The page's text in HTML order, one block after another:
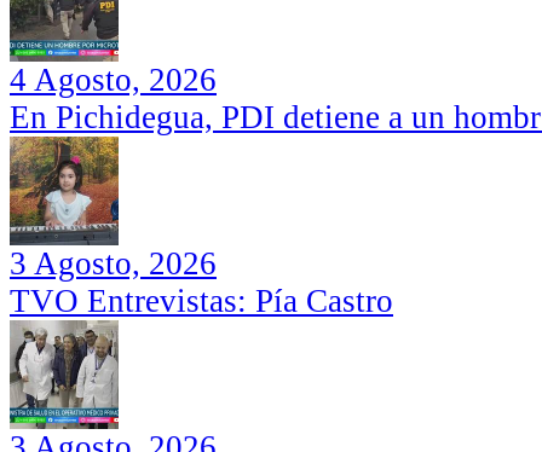
4 Agosto, 2026
En Pichidegua, PDI detiene a un
3 Agosto, 2026
TVO Entrevistas: Pía Castro